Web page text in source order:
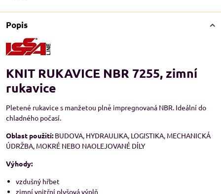
Popis
KNIT RUKAVICE NBR 7255, zimní
rukavice
Pletené rukavice s manžetou plně impregnovaná NBR. Ideální do
chladného počasí.
Oblast použití: BUDOVA, HYDRAULIKA, LOGISTIKA, MECHANICKÁ
ÚDRŽBA, MOKRÉ NEBO NAOLEJOVANÉ DÍLY
Výhody:
vzdušný hřbet
zimní vnitřní plyšová výplň